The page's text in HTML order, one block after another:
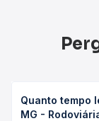
Quanto tempo
MG -